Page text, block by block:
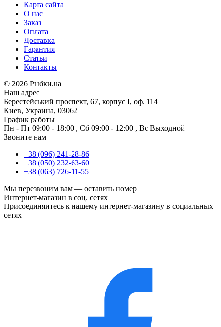
Карта сайта
О нас
Заказ
Оплата
Доставка
Гарантия
Статьи
Контакты
© 2026 Рыбки.ua
Наш адрес
Берестейський проспект, 67, корпус I, оф. 114
Киев, Украина, 03062
График работы
Пн - Пт 09:00 - 18:00 , Сб 09:00 - 12:00 , Вс Выходной
Звоните нам
+38 (096) 241-28-86
+38 (050) 232-63-60
+38 (063) 726-11-55
Мы перезвоним вам — оставить номер
Интернет-магазин в соц. сетях
Присоединяйтесь к нашему интернет-магазину в социальных
сетях